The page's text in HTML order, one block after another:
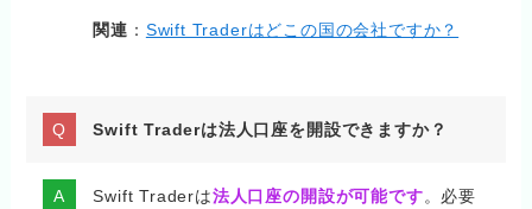
関連 ： Swift Traderはどこの国の会社ですか？
Swift Traderは法人口座を開設できますか？
Swift Traderは法人口座の開設が可能です。必要